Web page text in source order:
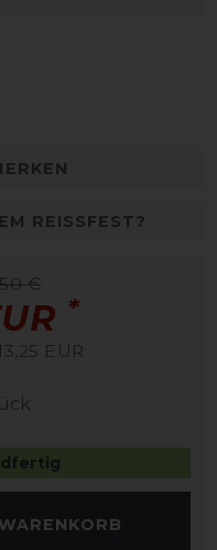
REISSFEST?
€
*
EUR